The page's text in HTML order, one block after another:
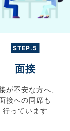
STEP.5
面接
が不安な方へ、
接への同席も
行っています